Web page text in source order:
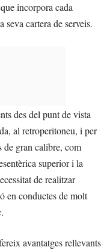
incorpora cada
seva cartera de serveis.
des del punt de vista
al retroperitoneu, i per
de gran calibre, com
superior i la
de realitzar
en conductes de molt
avantatges rellevants